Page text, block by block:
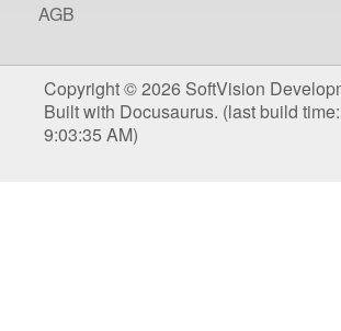
AGB
Copyright © 2026 SoftVision
Built with Docusaurus. (last build
9:03:35 AM)